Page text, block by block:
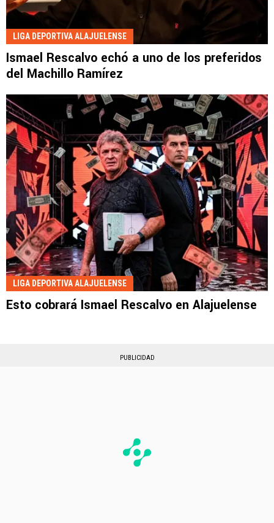
LIGA DEPORTIVA ALAJUELENSE
Ismael Rescalvo echó a uno de los preferidos
del Machillo Ramírez
LIGA DEPORTIVA ALAJUELENSE
Esto cobrará Ismael Rescalvo en Alajuelense
PUBLICIDAD